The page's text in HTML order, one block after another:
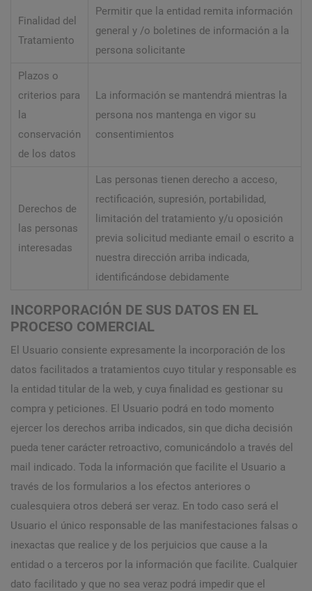
Finalidad del
Tratamiento
Permitir que la entidad remita información
general y /o boletines de información a la
persona solicitante
Plazos o
criterios para
la
conservación
de los datos
La información se mantendrá mientras la
persona nos mantenga en vigor su
consentimientos
Derechos de
las personas
interesadas
Las personas tienen derecho a acceso,
rectificación, supresión, portabilidad,
limitación del tratamiento y/u oposición
previa solicitud mediante email o escrito a
nuestra dirección arriba indicada,
identificándose debidamente
INCORPORACIÓN DE SUS DATOS EN EL
PROCESO COMERCIAL
El Usuario consiente expresamente la incorporación de los
datos facilitados a tratamientos cuyo titular y responsable es
la entidad titular de la web, y cuya finalidad es gestionar su
compra y peticiones. El Usuario podrá en todo momento
ejercer los derechos arriba indicados, sin que dicha decisión
pueda tener carácter retroactivo, comunicándolo a través del
mail indicado. Toda la información que facilite el Usuario a
través de los formularios a los efectos anteriores o
cualesquiera otros deberá ser veraz. En todo caso será el
Usuario el único responsable de las manifestaciones falsas o
inexactas que realice y de los perjuicios que cause a la
entidad o a terceros por la información que facilite. Cualquier
dato facilitado y que no sea veraz podrá impedir que el